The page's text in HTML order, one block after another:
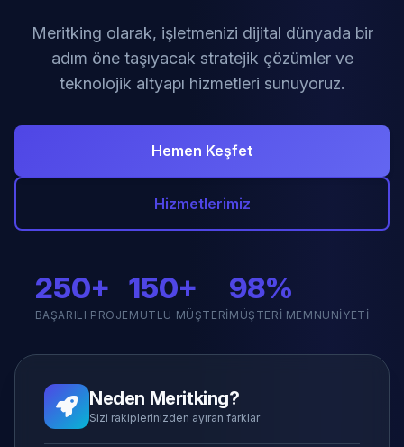
Meritking olarak, işletmenizi dijital dünyada bir
adım öne taşıyacak stratejik çözümler ve
teknolojik altyapı hizmetleri sunuyoruz.
Hemen Keşfet
Hizmetlerimiz
250+
BAŞARILI PROJE
150+
MUTLU MÜŞTERI
98%
MÜŞTERI MEMNUNIYETI
Neden Meritking?
Sizi rakiplerinizden ayıran farklar